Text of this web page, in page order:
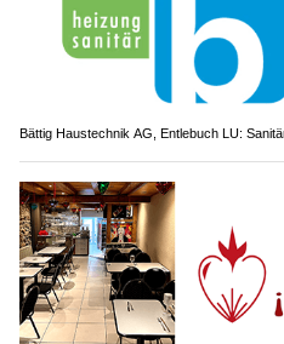
Bättig Haustechnik AG, Entlebuch LU: